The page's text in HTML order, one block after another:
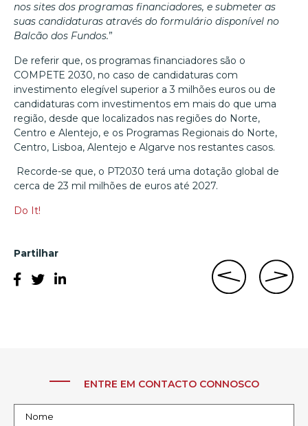
nos sites dos programas financiadores, e submeter as
suas candidaturas através do formulário disponível no
Balcão dos Fundos.”
De referir que, os programas financiadores são o
COMPETE 2030, no caso de candidaturas com
investimento elegível superior a 3 milhões euros ou de
candidaturas com investimentos em mais do que uma
região, desde que localizados nas regiões do Norte,
Centro e Alentejo, e os Programas Regionais do Norte,
Centro, Lisboa, Alentejo e Algarve nos restantes casos.
Recorde-se que, o PT2030 terá uma dotação global de
cerca de 23 mil milhões de euros até 2027.
Do It!
Partilhar
ENTRE EM CONTACTO CONNOSCO